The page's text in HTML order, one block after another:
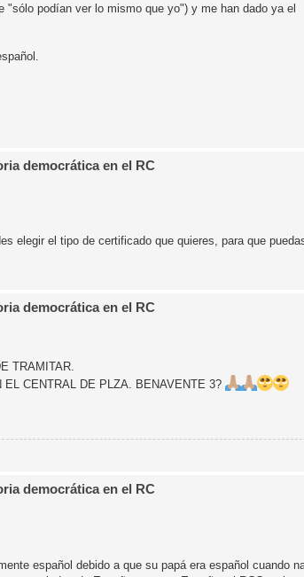
"sólo podían ver lo mismo que yo") y me han dado ya el
democrática en el RC
elegir el tipo de certificado que quieres, para que
democrática en el RC
TRAMITAR.
CENTRAL DE PLZA. BENAVENTE 3?
democrática en el RC
español debido a que su papá era español cuando